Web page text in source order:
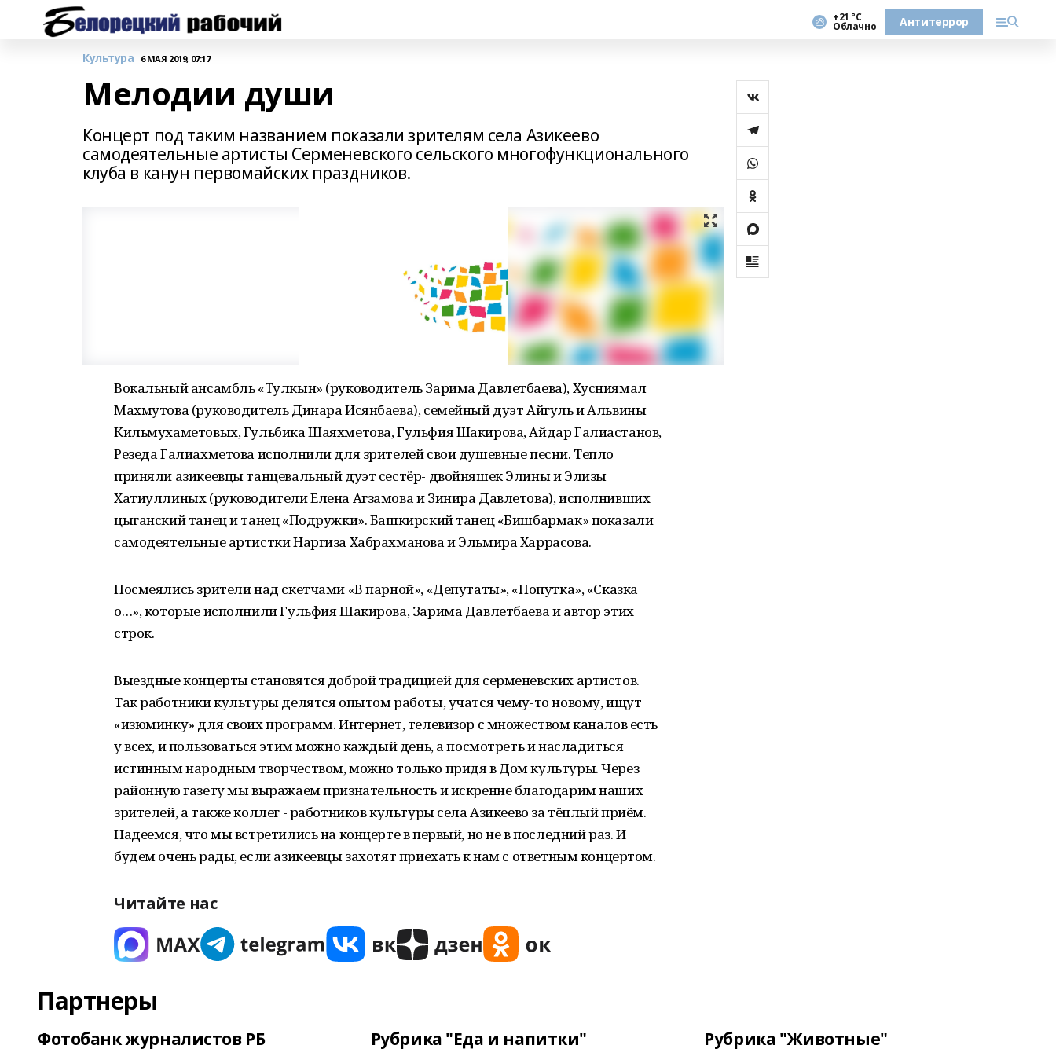
+21 °С
Облачно Антитеррор
Культура 6 МАЯ 2019, 07:17
Мелодии души
Концерт под таким названием показали зрителям села Азикеево
самодеятельные артисты Серменевского сельского многофункционального
клуба в канун первомайских праздников.
Вокальный ансамбль «Тулкын» (руководитель Зарима Давлетбаева), Хусниямал
Махмутова (руководитель Динара Исянбаева), семейный дуэт Айгуль и Альвины
Кильмухаметовых, Гульбика Шаяхметова, Гульфия Шакирова, Айдар Галиастанов,
Резеда Галиахметова исполнили для зрителей свои душевные песни. Тепло
приняли азикеевцы танцевальный дуэт сестёр- двойняшек Элины и Элизы
Хатиуллиных (руководители Елена Агзамова и Зинира Давлетова), исполнивших
цыганский танец и танец «Подружки». Башкирский танец «Бишбармак» показали
самодеятельные артистки Наргиза Хабрахманова и Эльмира Харрасова.
Посмеялись зрители над скетчами «В парной», «Депутаты», «Попутка», «Сказка
о…», которые исполнили Гульфия Шакирова, Зарима Давлетбаева и автор этих
строк.
Выездные концерты становятся доброй традицией для серменевских артистов.
Так работники культуры делятся опытом работы, учатся чему-то новому, ищут
«изюминку» для своих программ. Интернет, телевизор с множеством каналов есть
у всех, и пользоваться этим можно каждый день, а посмотреть и насладиться
истинным народным творчеством, можно только придя в Дом культуры. Через
районную газету мы выражаем признательность и искренне благодарим наших
зрителей, а также коллег - работников культуры села Азикеево за тёплый приём.
Надеемся, что мы встретились на концерте в первый, но не в последний раз. И
будем очень рады, если азикеевцы захотят приехать к нам с ответным концертом.
Читайте нас
Партнеры
Фотобанк журналистов РБ Рубрика "Еда и напитки" Рубрика "Животные"